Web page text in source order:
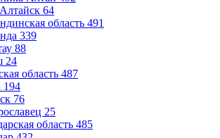
64
область 491
339
88
24
область 487
194
76
25
область 485